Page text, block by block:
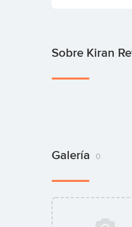
Sobre Kiran
Galería 0